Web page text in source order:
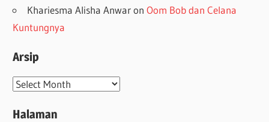
Khariesma Alisha AnwaronOom Bob dan Celana
Kuntungnya
Arsip
Arsip
Halaman